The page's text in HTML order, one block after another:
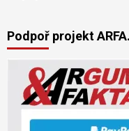
Podpoř projekt